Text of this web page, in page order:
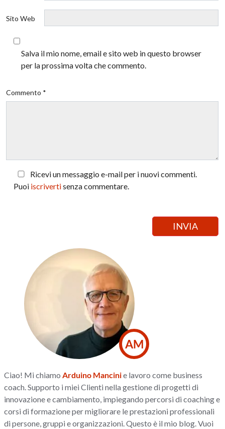
Sito Web
Salva il mio nome, email e sito web in questo browser
per la prossima volta che commento.
Commento *
Ricevi un messaggio e-mail per i nuovi commenti.
Puoi iscrivertisenza commentare.
AM
Ciao! Mi chiamo Arduino Mancinie lavoro come business
coach. Supporto i miei Clienti nella gestione di progetti di
innovazione e cambiamento, impiegando percorsi di coaching e
corsi di formazione per migliorare le prestazioni professionali
di persone, gruppi e organizzazioni. Questo è il mio blog. Vuoi